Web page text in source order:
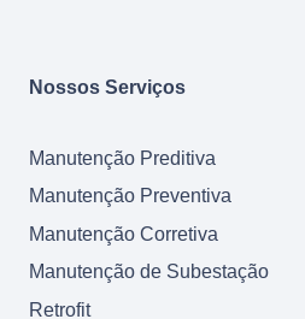
Nossos Serviços
Manutenção Preditiva
Manutenção Preventiva
Manutenção Corretiva
Manutenção de Subestação
Retrofit